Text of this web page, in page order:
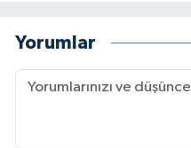
Yorumlar